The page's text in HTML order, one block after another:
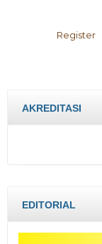
Register
AKREDITASI
EDITORIAL